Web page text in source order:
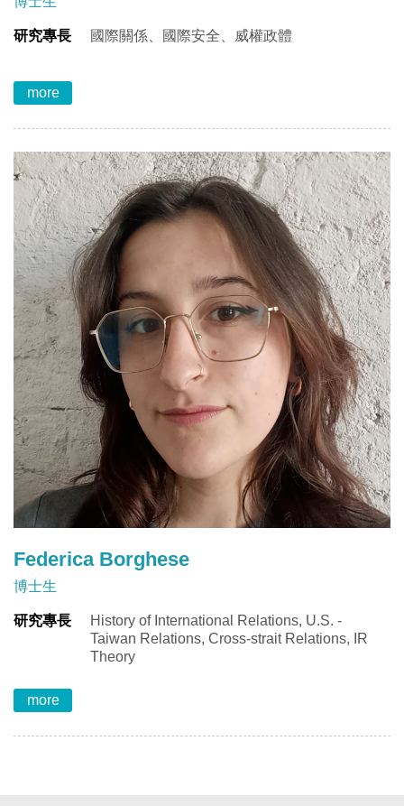
研究專長 國際關係、國際安全、威權政體
more
Federica Borghese
博士生
研究專長
History of International Relations, U.S. -
Taiwan Relations, Cross-strait Relations, IR
Theory
more